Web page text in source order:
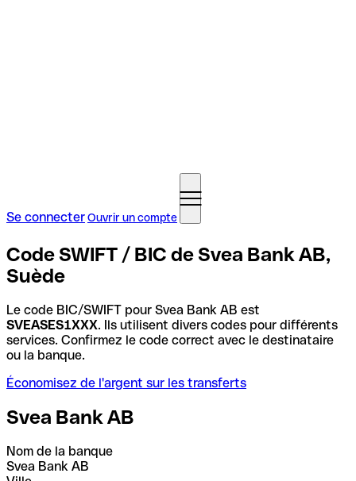
Se connecterOuvrir un compte
Code SWIFT / BIC de Svea Bank AB,
Suède
Le code BIC/SWIFT pour Svea Bank AB est
SVEASES1XXX. Ils utilisent divers codes pour différents
services. Confirmez le code correct avec le destinataire
ou la banque.
Économisez de l'argent sur les transferts
Svea Bank AB
Nom de la banque
Svea Bank AB